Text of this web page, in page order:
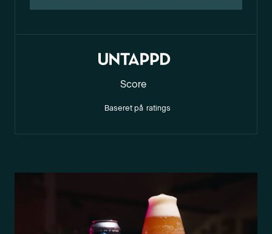
Score
Baseret på ratings